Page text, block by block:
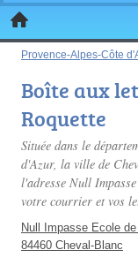
Provence-Alpes-Côte
Boîte aux
Roquette
Située dans le
d'Azur, la ville de
l'adresse Null
votre courrier et vos
Null Impasse Ecole
84460 Cheval-Blanc